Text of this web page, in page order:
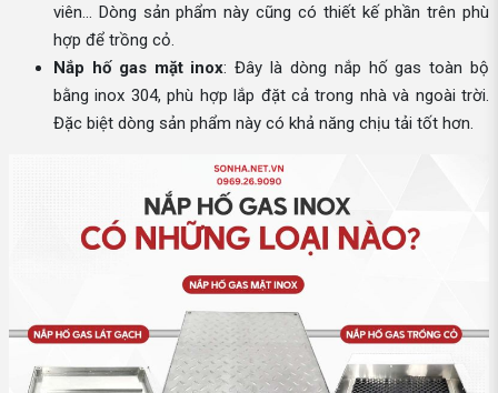
viên… Dòng sản phẩm này cũng có thiết kế phần trên phù
hợp để trồng cỏ.
Nắp hố gas mặt inox: Đây là dòng nắp hố gas toàn bộ
bằng inox 304, phù hợp lắp đặt cả trong nhà và ngoài trời.
Đặc biệt dòng sản phẩm này có khả năng chịu tải tốt hơn.